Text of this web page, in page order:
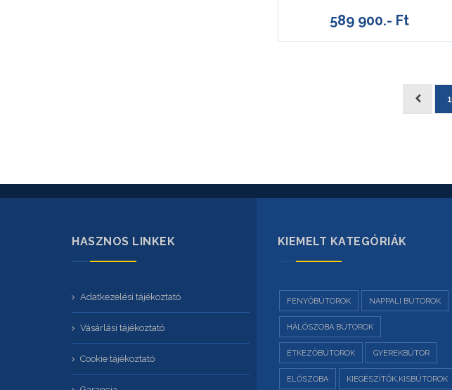
589 900.- Ft
1
HASZNOS LINKEK
Adatkezelési tájékoztató
Vásárlási tájékoztató
Cookie tájékoztató
KIEMELT KATEGÓRIÁK
FENYŐBÚTOROK NAPPALI BÚTOROK
HÁLÓSZOBA BÚTOROK
ÉTKEZŐBÚTOROK GYEREKBÚTOR
ELŐSZOBA KIEGÉSZÍTŐK,KISBÚTOROK